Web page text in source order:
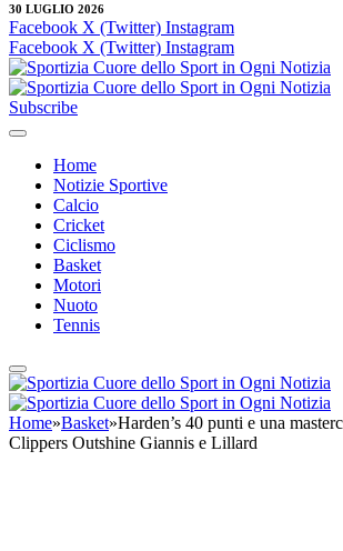
30 LUGLIO 2026
Facebook X (Twitter) Instagram
Facebook X (Twitter) Instagram
Subscribe
Home
Notizie Sportive
Calcio
Cricket
Ciclismo
Basket
Motori
Nuoto
Tennis
Home»Basket»Harden’s 40 punti e una
Clippers Outshine Giannis e Lillard